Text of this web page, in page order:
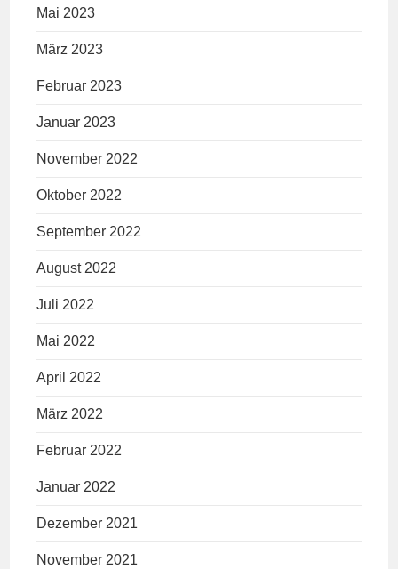
Mai 2023
März 2023
Februar 2023
Januar 2023
November 2022
Oktober 2022
September 2022
August 2022
Juli 2022
Mai 2022
April 2022
März 2022
Februar 2022
Januar 2022
Dezember 2021
November 2021